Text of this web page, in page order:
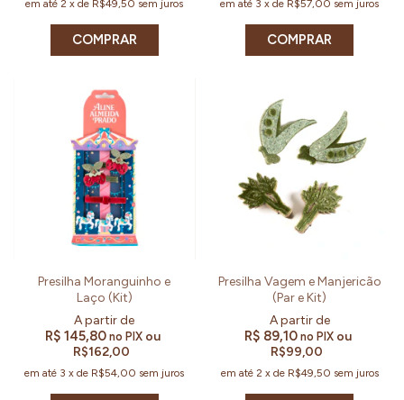
em até2 xde R$49,50 sem juros
COMPRAR
em até 3 xde R$57,00 sem juros
COMPRAR
Presilha Moranguinho e
Laço (Kit)
R$ 145,80no PIX ou
R$162,00
em até 3 xde R$54,00 sem juros
Presilha Vagem e Manjericão
(Par e Kit)
R$ 89,10no PIX ou
R$99,00
em até 2 x de R$49,50 sem juros